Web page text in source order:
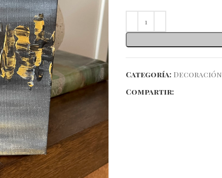
Categoría: Decoración
Compartir: